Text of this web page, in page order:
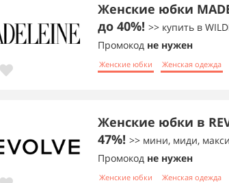
Женские юбки
до 40%! >> купить в
Промокод не нужен
Женские юбки Женская одежда
Женские юбки в
47%! >> мини, миди, макси
Промокод не нужен
Женские юбки Женская одежда